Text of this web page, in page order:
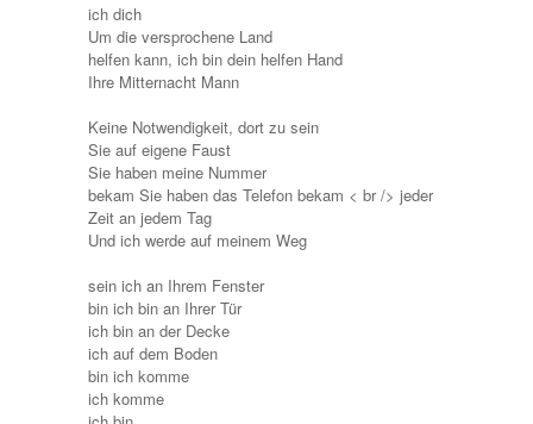
ich dich
Um die versprochene Land
helfen kann, ich bin dein helfen Hand
Ihre Mitternacht Mann
Keine Notwendigkeit, dort zu sein
Sie auf eigene Faust
Sie haben meine Nummer
bekam Sie haben das Telefon bekam < br /> jeder
Zeit an jedem Tag
Und ich werde auf meinem Weg
sein ich an Ihrem Fenster
bin ich bin an Ihrer Tür
ich bin an der Decke
ich auf dem Boden
bin ich komme
ich komme